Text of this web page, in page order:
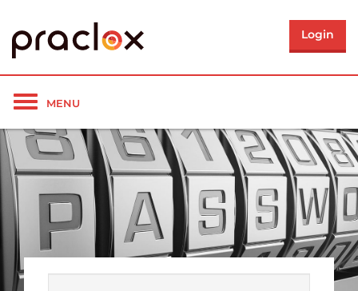
Login
Toon/verberg
MENU